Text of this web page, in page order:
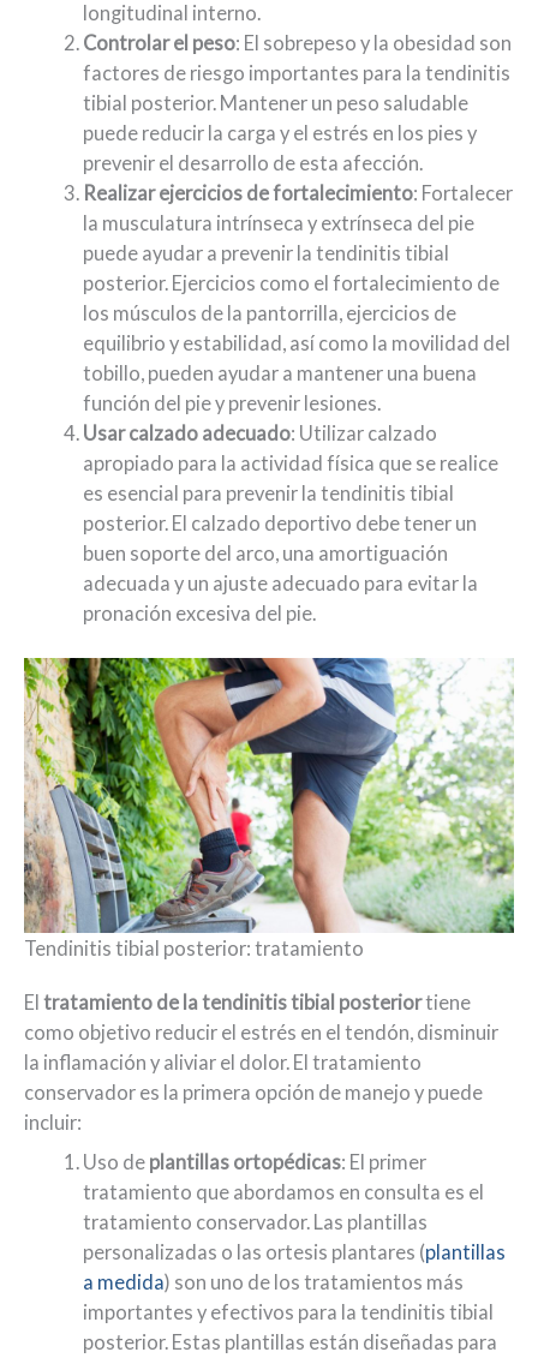
longitudinal interno.
Controlar el peso: El sobrepeso y la obesidad son
factores de riesgo importantes para la tendinitis
tibial posterior. Mantener un peso saludable
puede reducir la carga y el estrés en los pies y
prevenir el desarrollo de esta afección.
Realizar ejercicios de fortalecimiento: Fortalecer
la musculatura intrínseca y extrínseca del pie
puede ayudar a prevenir la tendinitis tibial
posterior. Ejercicios como el fortalecimiento de
los músculos de la pantorrilla, ejercicios de
equilibrio y estabilidad, así como la movilidad del
tobillo, pueden ayudar a mantener una buena
función del pie y prevenir lesiones.
Usar calzado adecuado: Utilizar calzado
apropiado para la actividad física que se realice
es esencial para prevenir la tendinitis tibial
posterior. El calzado deportivo debe tener un
buen soporte del arco, una amortiguación
adecuada y un ajuste adecuado para evitar la
pronación excesiva del pie.
Tendinitis tibial posterior: tratamiento
El tratamiento de la tendinitis tibial posteriortiene
como objetivo reducir el estrés en el tendón, disminuir
la inflamación y aliviar el dolor. El tratamiento
conservador es la primera opción de manejo y puede
incluir:
Uso de plantillas ortopédicas: El primer
tratamiento que abordamos en consulta es el
tratamiento conservador. Las plantillas
personalizadas o las ortesis plantares (plantillas
a medida) son uno de los tratamientos más
importantes y efectivos para la tendinitis tibial
posterior. Estas plantillas están diseñadas para